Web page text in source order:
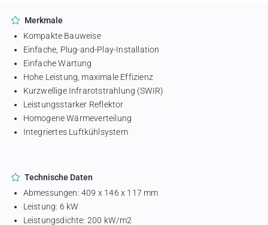
Merkmale
Kompakte Bauweise
Einfache, Plug-and-Play-Installation
Einfache Wartung
Hohe Leistung, maximale Effizienz
Kurzwellige Infrarotstrahlung (SWIR)
Leistungsstarker Reflektor
Homogene Wärmeverteilung
Integriertes Luftkühlsystem
Technische Daten
Abmessungen: 409 x 146 x 117 mm
Leistung: 6 kW
Leistungsdichte: 200 kW/m2